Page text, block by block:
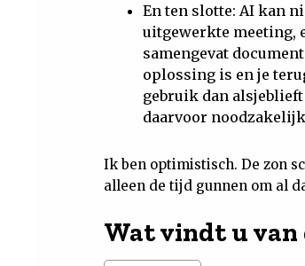
En ten slotte: AI kan
uitgewerkte meeting,
samengevat
oplossing is en je
gebruik dan alsjeblieft
daarvoor
Ik ben optimistisch. De zon
alleen de tijd gunnen om al
Wat vindt u van